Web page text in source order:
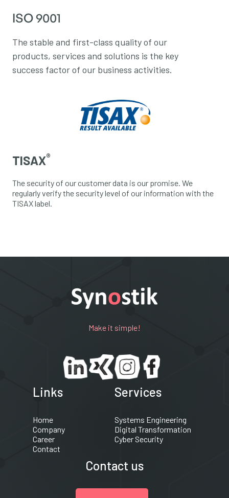
ISO 9001
The stable and first-class quality of our
products, services and solutions is the key
success factor of our business activities.
TISAX®
The security of our customer data is our promise. We
regularly verify the security level of our information with the
TISAX label.
Make it simple!
Links
Home
Company
Career
Contact
Services
Systems Engineering
Digital Transformation
Cyber Security
Contact us